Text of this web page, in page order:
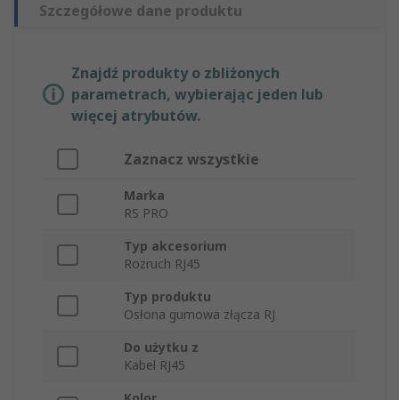
Szczegółowe dane produktu
Znajdź produkty o zbliżonych
parametrach, wybierając jeden lub
więcej atrybutów.
Zaznacz wszystkie
Marka
RS PRO
Typ akcesorium
Rozruch RJ45
Typ produktu
Osłona gumowa złącza RJ
Do użytku z
Kabel RJ45